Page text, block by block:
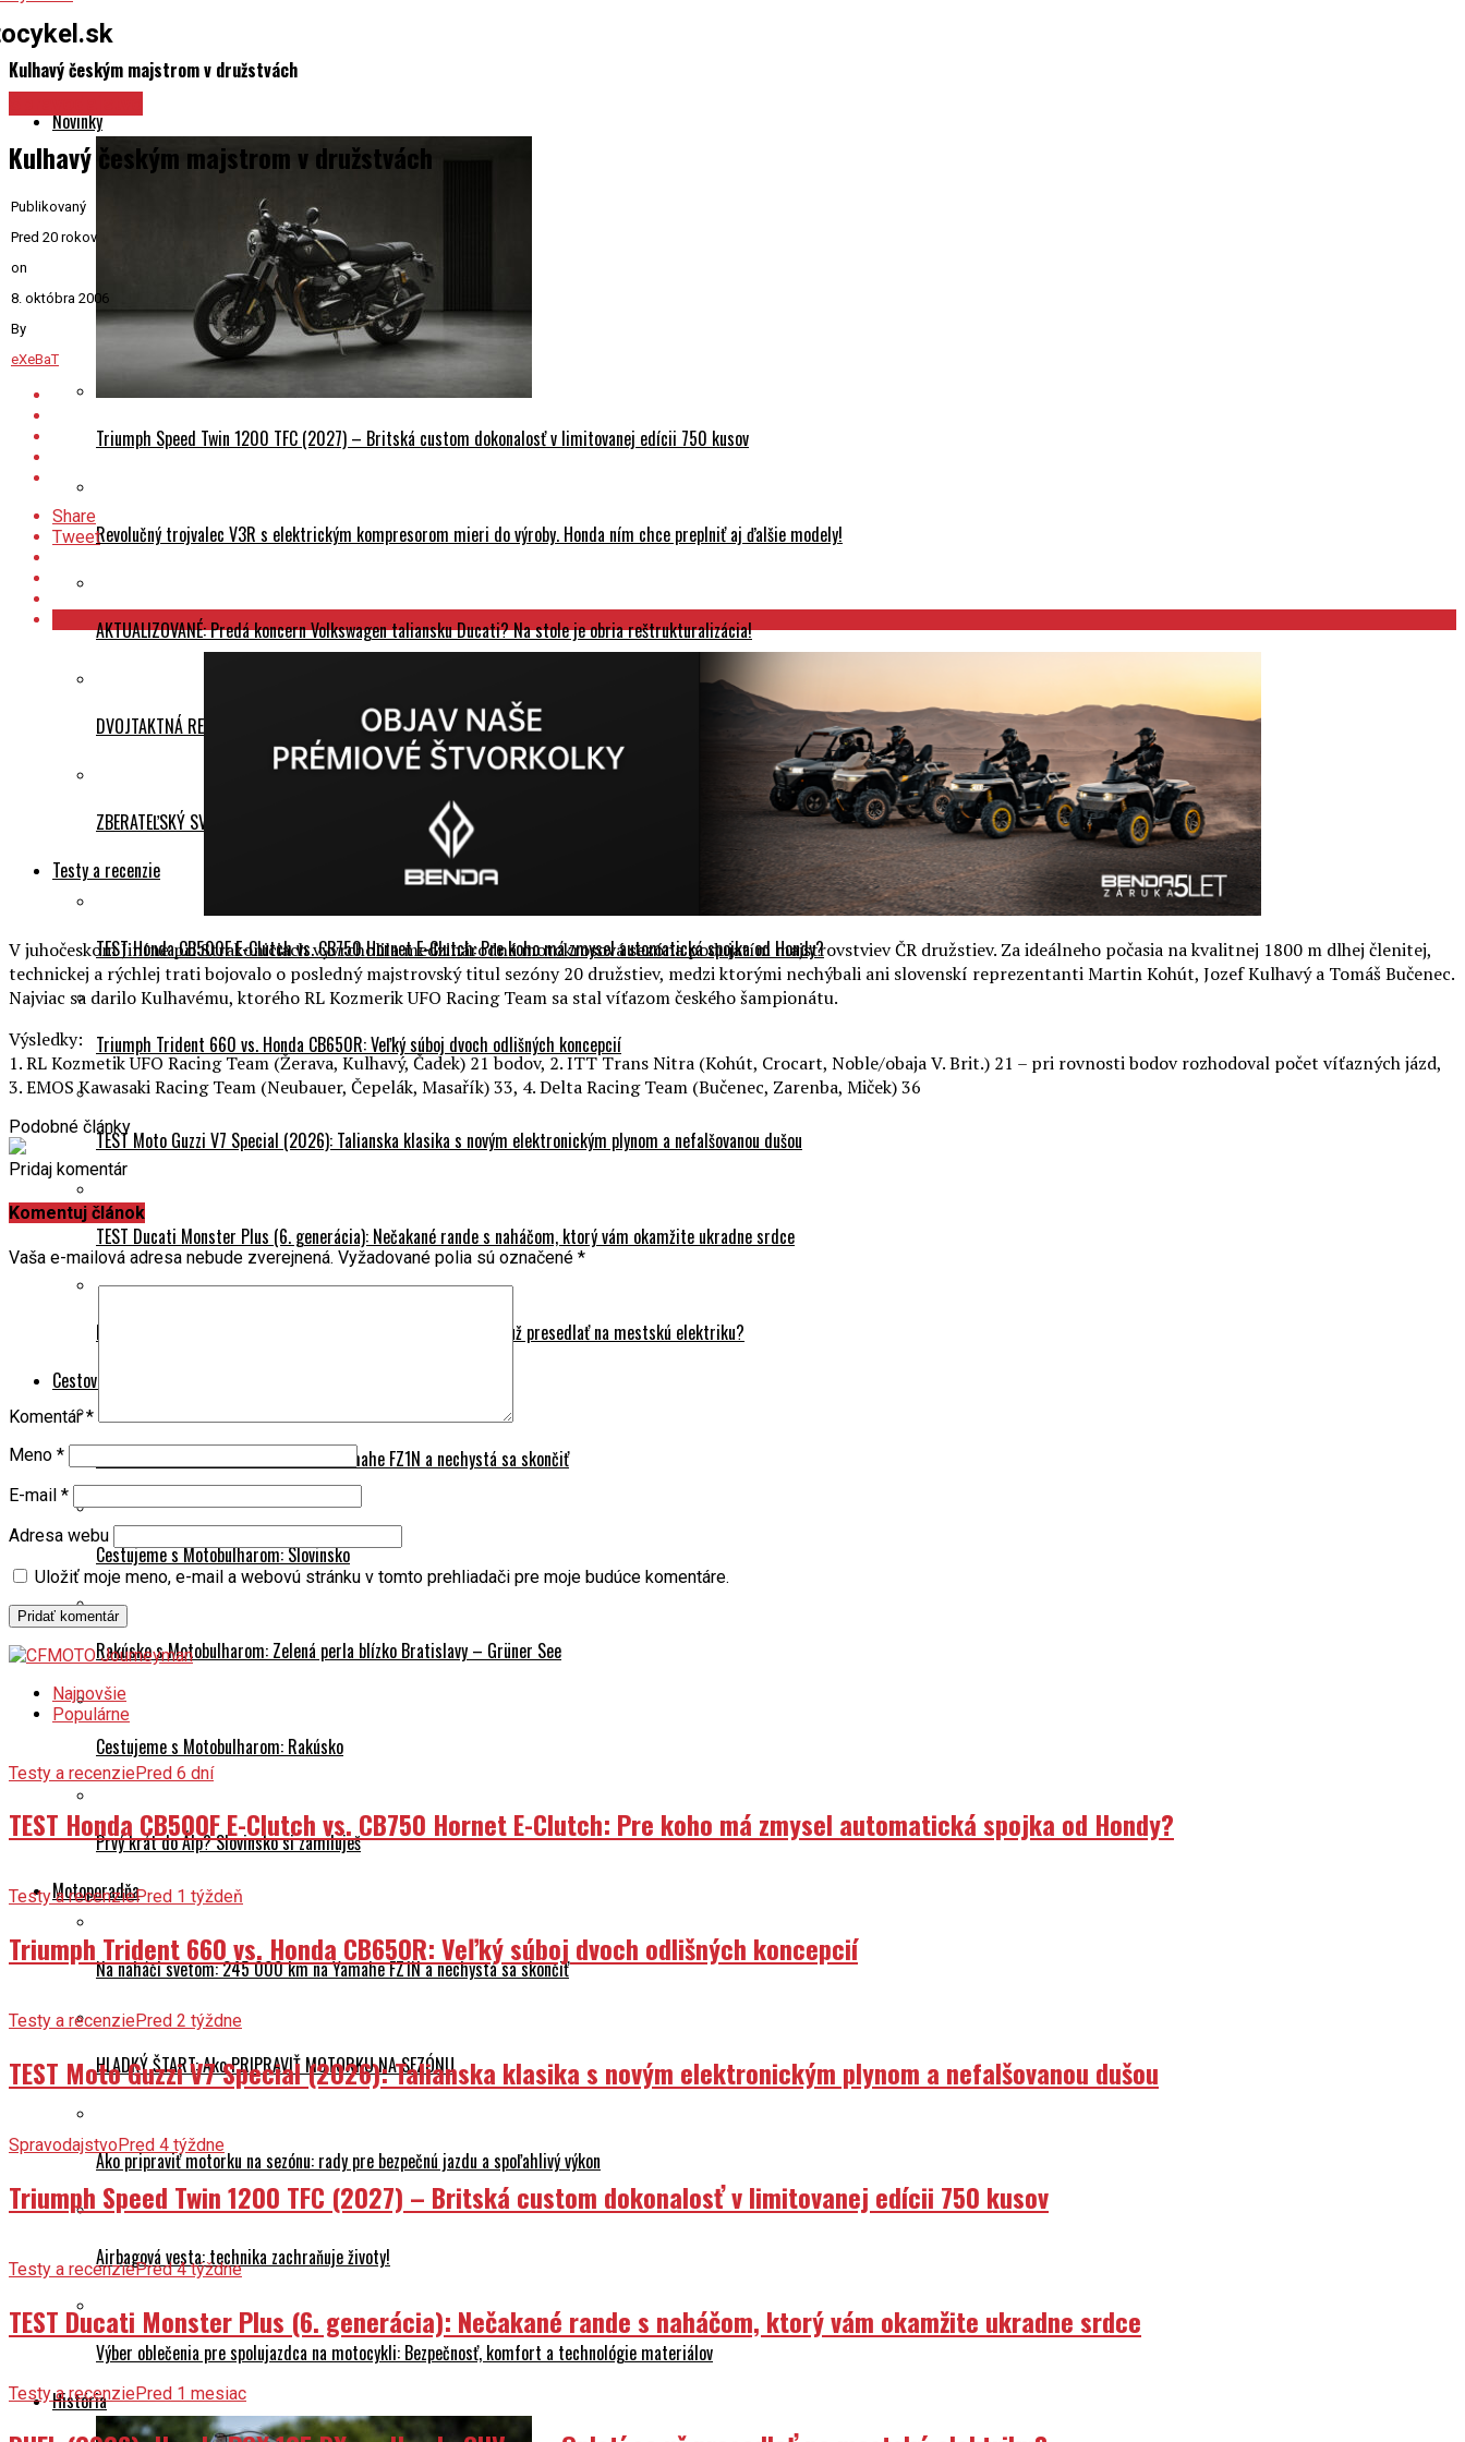
Kulhavý českým majstrom v družstvách
Novinky
Triumph Speed Twin 1200 TFC (2027) – Britská custom dokonalosť v limitovanej edícii 750 kusov
Revolučný trojvalec V3R s elektrickým kompresorom mieri do výroby. Honda ním chce preplniť aj ďalšie modely!
AKTUALIZOVANÉ: Predá koncern Volkswagen taliansku Ducati? Na stole je obria reštrukturalizácia!
DVOJTAKTNÁ REVOLÚCIA: Kawasaki sa po 20 rokoch vracia s veľkými 2T modelmi KX327 a KX327X!
ZBERATEĽSKÝ SVÄTÝ GRÁL: BMW predstavuje limitovanú edíciu M 1000 RR Isle of Man TT!
Testy a recenzie
TEST Honda CB500F E-Clutch vs. CB750 Hornet E-Clutch: Pre koho má zmysel automatická spojka od Hondy?
Triumph Trident 660 vs. Honda CB650R: Veľký súboj dvoch odlišných koncepcií
TEST Moto Guzzi V7 Special (2026): Talianska klasika s novým elektronickým plynom a nefalšovanou dušou
TEST Ducati Monster Plus (6. generácia): Nečakané rande s naháčom, ktorý vám okamžite ukradne srdce
DUEL (2026): Honda PCX 125 DX vs. Honda CUV e: – Oplatí sa už presedlať na mestskú elektriku?
Cestovanie
Na naháči svetom: 245 000 km na Yamahe FZ1N a nechystá sa skončiť
Cestujeme s Motobulharom: Slovinsko
Rakúsko s Motobulharom: Zelená perla blízko Bratislavy – Grüner See
Cestujeme s Motobulharom: Rakúsko
Prvý krát do Álp? Slovinsko si zamiluješ
Motoporadňa
Na naháči svetom: 245 000 km na Yamahe FZ1N a nechystá sa skončiť
HLADKÝ ŠTART: Ako PRIPRAVIŤ MOTORKU NA SEZÓNU
Ako pripraviť motorku na sezónu: rady pre bezpečnú jazdu a spoľahlivý výkon
Airbagová vesta: technika zachraňuje životy!
Výber oblečenia pre spolujazdca na motocykli: Bezpečnosť, komfort a technológie materiálov
História
Kulhavý českým majstrom v družstvách
Publikovaný
Pred 20 rokov
on
8. októbra 2006
By
eXeBaT
Share
Tweet
V juhočeskom Jiníne pri Strakoniciach vyvrcholila medzinárodná motokrosová sezóna podujatím majstrovstviev ČR družstiev. Za ideálneho počasia na kvalitnej 1800 m dlhej členitej,
technickej a rýchlej trati bojovalo o posledný majstrovský titul sezóny 20 družstiev, medzi ktorými nechýbali ani slovenskí reprezentanti Martin Kohút, Jozef Kulhavý a Tomáš Bučenec.
Najviac sa darilo Kulhavému, ktorého RL Kozmerik UFO Racing Team sa stal víťazom českého šampionátu.
Výsledky:
1. RL Kozmetik UFO Racing Team (Žerava, Kulhavý, Čadek) 21 bodov, 2. ITT Trans Nitra (Kohút, Crocart, Noble/obaja V. Brit.) 21 – pri rovnosti bodov rozhodoval počet víťazných jázd,
3. EMOS Kawasaki Racing Team (Neubauer, Čepelák, Masařík) 33, 4. Delta Racing Team (Bučenec, Zarenba, Miček) 36
Podobné články
Pridaj komentár
Komentuj článok
Vaša e-mailová adresa nebude zverejnená. Vyžadované polia sú označené *
Komentár*
Meno *
E-mail *
Adresa webu
Uložiť moje meno, e-mail a webovú stránku v tomto prehliadači pre moje budúce komentáre.
Najnovšie
Populárne
Testy a recenziePred 6 dní
TEST Honda CB500F E-Clutch vs. CB750 Hornet E-Clutch: Pre koho má zmysel automatická spojka od Hondy?
Testy a recenziePred 1 týždeň
Triumph Trident 660 vs. Honda CB650R: Veľký súboj dvoch odlišných koncepcií
Testy a recenziePred 2 týždne
TEST Moto Guzzi V7 Special (2026): Talianska klasika s novým elektronickým plynom a nefalšovanou dušou
SpravodajstvoPred 4 týždne
Triumph Speed Twin 1200 TFC (2027) – Britská custom dokonalosť v limitovanej edícii 750 kusov
Testy a recenziePred 4 týždne
TEST Ducati Monster Plus (6. generácia): Nečakané rande s naháčom, ktorý vám okamžite ukradne srdce
Testy a recenziePred 1 mesiac